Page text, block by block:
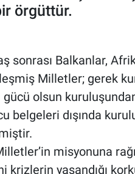
örgüttür.
sonrası Balkanlar,
Milletler; gerek
gücü olsun
belgeleri dışında
misyonuna
krizlerin yaşandığı